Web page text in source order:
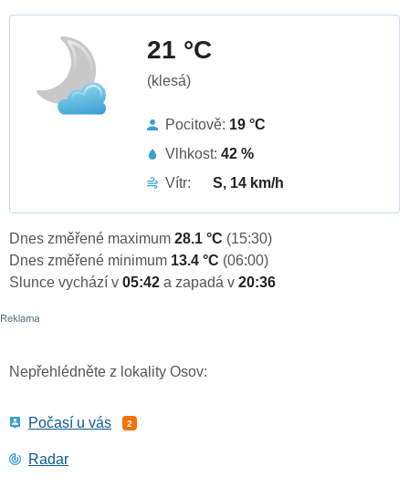
21 °C
(klesá)
Pocitově: 19 °C
Vlhkost: 42 %
Vítr:
S, 14 km/h
Dnes změřené maximum 28.1 °C (15:30)
Dnes změřené minimum 13.4 °C (06:00)
Slunce vychází v 05:42 a zapadá v 20:36
Nepřehlédněte z lokality Osov:
Počasí u vás 2
Radar